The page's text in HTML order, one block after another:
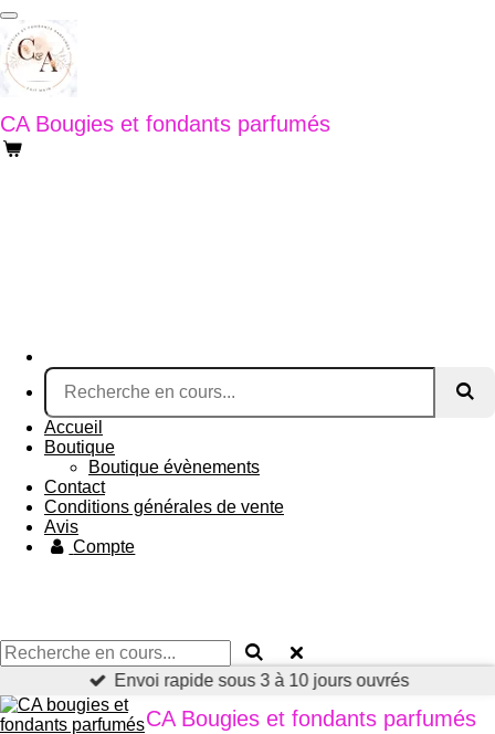
Passer
au
contenu
principal
CA Bougies et fondants parfumés
Accueil
Boutique
Boutique évènements
Contact
Conditions générales de vente
Avis
Compte
Envoi rapide sous 3 à 10 jours ouvrés
CA Bougies et fondants parfumés